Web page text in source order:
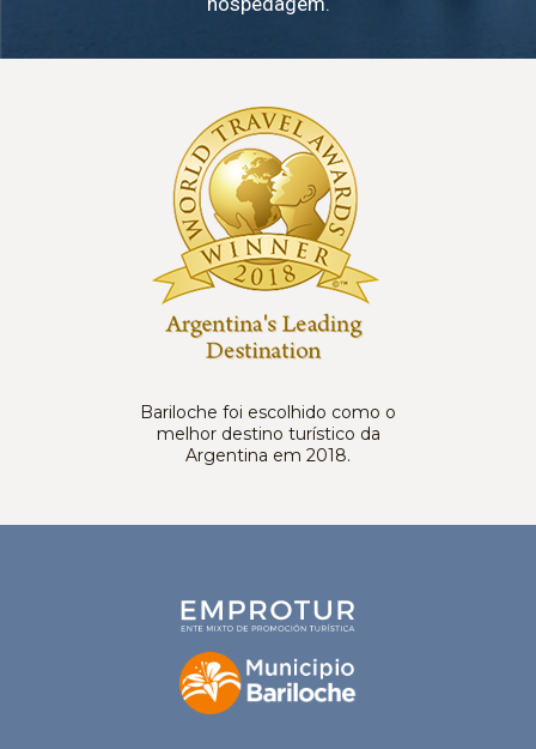
Bariloche foi escolhido como o
melhor destino turístico da
Argentina em 2018.